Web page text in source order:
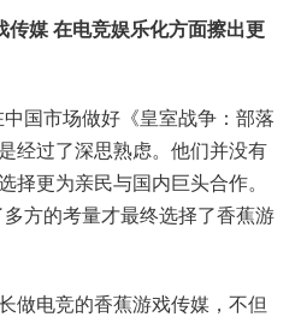
媒 在电竞娱乐化方面擦出更
国市场做好《皇室战争：部落
经过了深思熟虑。他们并没有
择更为亲民与国内巨头合作。
方的考量才最终选择了香蕉游
做电竞的香蕉游戏传媒，不但